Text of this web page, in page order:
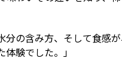
分の含み方、そして食感
験でした。」